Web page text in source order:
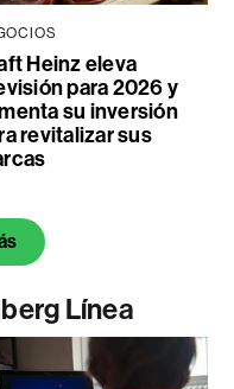
Heinz eleva
para 2026 y
su inversión
revitalizar sus
Línea